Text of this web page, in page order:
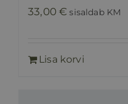
33,00€ sisaldab KM
Lisa korvi